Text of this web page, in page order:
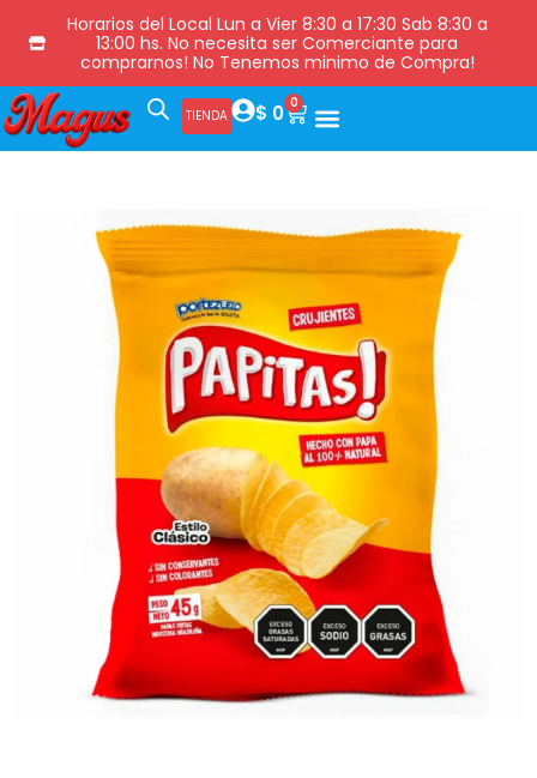
Horarios del Local Lun a Vier 8:30 a 17:30 Sab 8:30 a
13:00 hs. No necesita ser Comerciante para
comprarnos! No Tenemos minimo de Compra!
TIENDA $ 0 0